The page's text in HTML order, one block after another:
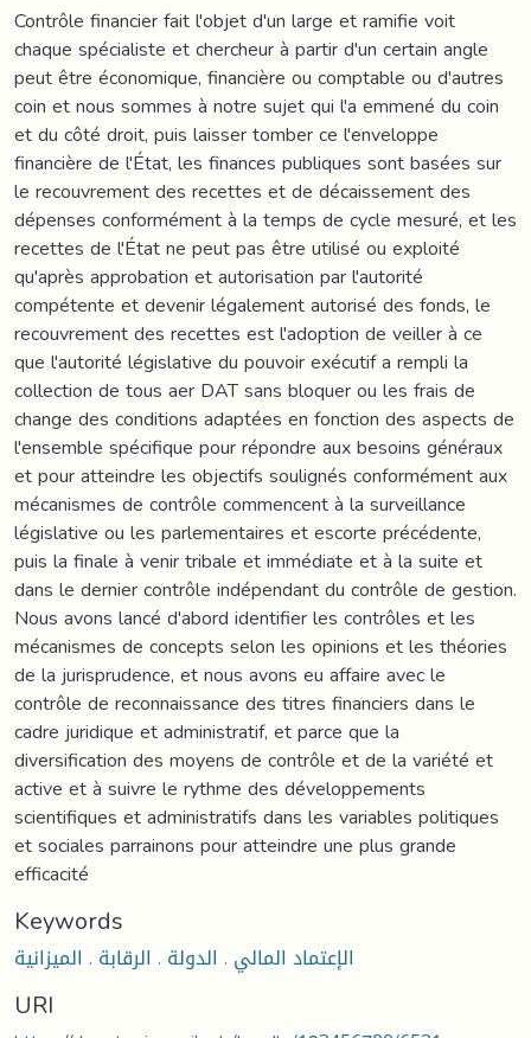
Contrôle financier fait l'objet d'un large et ramifie voit
chaque spécialiste et chercheur à partir d'un certain angle
peut être économique, financière ou comptable ou d'autres
coin et nous sommes à notre sujet qui l'a emmené du coin
et du côté droit, puis laisser tomber ce l'enveloppe
financière de l'État, les finances publiques sont basées sur
le recouvrement des recettes et de décaissement des
dépenses conformément à la temps de cycle mesuré, et les
recettes de l'État ne peut pas être utilisé ou exploité
qu'après approbation et autorisation par l'autorité
compétente et devenir légalement autorisé des fonds, le
recouvrement des recettes est l'adoption de veiller à ce
que l'autorité législative du pouvoir exécutif a rempli la
collection de tous aer DAT sans bloquer ou les frais de
change des conditions adaptées en fonction des aspects de
l'ensemble spécifique pour répondre aux besoins généraux
et pour atteindre les objectifs soulignés conformément aux
mécanismes de contrôle commencent à la surveillance
législative ou les parlementaires et escorte précédente,
puis la finale à venir tribale et immédiate et à la suite et
dans le dernier contrôle indépendant du contrôle de gestion.
Nous avons lancé d'abord identifier les contrôles et les
mécanismes de concepts selon les opinions et les théories
de la jurisprudence, et nous avons eu affaire avec le
contrôle de reconnaissance des titres financiers dans le
cadre juridique et administratif, et parce que la
diversification des moyens de contrôle et de la variété et
active et à suivre le rythme des développements
scientifiques et administratifs dans les variables politiques
et sociales parrainons pour atteindre une plus grande
efficacité
Keywords
الإعتماد المالي . الدولة . الرقابة . الميزانية
URI